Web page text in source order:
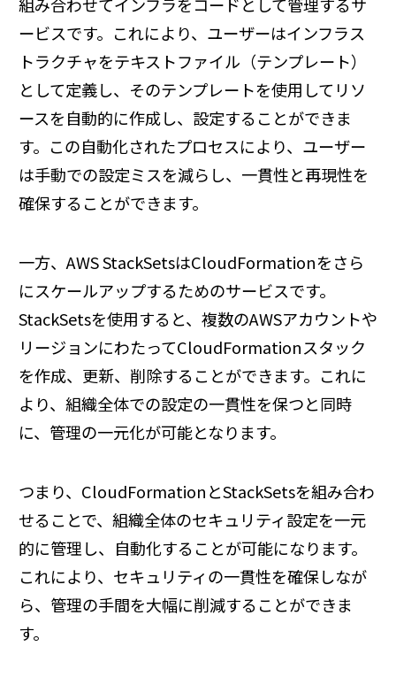
ービスです。これにより、ユーザーはインフラス
トラクチャをテキストファイル（テンプレート）
として定義し、そのテンプレートを使用してリソ
ースを自動的に作成し、設定することができま
す。この自動化されたプロセスにより、ユーザー
は手動での設定ミスを減らし、一貫性と再現性を
確保することができます。
一方、AWS StackSetsはCloudFormationをさら
にスケールアップするためのサービスです。
StackSetsを使用すると、複数のAWSアカウントや
リージョンにわたってCloudFormationスタック
を作成、更新、削除することができます。これに
より、組織全体での設定の一貫性を保つと同時
に、管理の一元化が可能となります。
つまり、CloudFormationとStackSetsを組み合わ
せることで、組織全体のセキュリティ設定を一元
的に管理し、自動化することが可能になります。
これにより、セキュリティの一貫性を確保しなが
ら、管理の手間を大幅に削減することができま
す。